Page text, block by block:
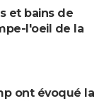
et bains de
l'oeil de la
ont évoqué la